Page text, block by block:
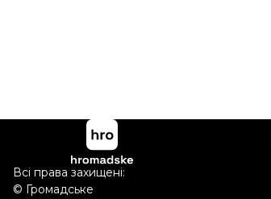
Всі права захищені:
© Громадське